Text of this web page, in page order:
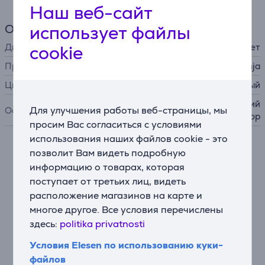
Наш веб-сайт
использует файлы
cookie
Для улучшения работы веб-страницы, мы
просим Вас согласиться с условиями
использования наших файлов cookie - это
позволит Вам видеть подробную
информацию о товарах, которая
поступает от третьих лиц, видеть
расположение магазинов на карте и
многое другое. Все условия перечислены
здесь: politika privatnosti
Условия Elesen по использованию куки-
файлов
Общий параметр
Дисплей
нет
Производитель
Ninja
Цвет
красный
Особенности
беспроводной/USB-C, литий
-ионный аккумулятор
Описание
Портативный блендер
Мощное, высокопроизводительное смешивание в
пути. Одним нажатием кнопки Вы сможете готовить
вкусные напитки и смузи в любом месте и в любое
в других местах.